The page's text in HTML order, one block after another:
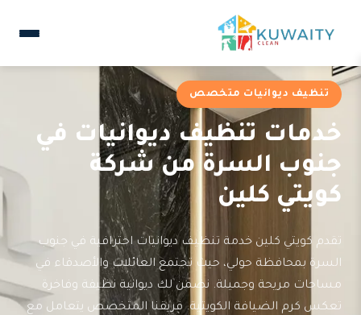
تنظيف ديوانيات متخصص
خدمات تنظيف ديوانيات في
جنوب السرة من شركة
كويتي كلين
تقدم كويتي كلين خدمة تنظيف ديوانيات احترافية في جنوب
السرة بمحافظة حولي، حيث تجتمع العائلات والأصدقاء في
مساحات مريحة وجميلة. نضمن لك ديوانية نظيفة وفاخرة
تعكس كرم الضيافة الكويتية. فريقنا المتخصص يتعامل مع